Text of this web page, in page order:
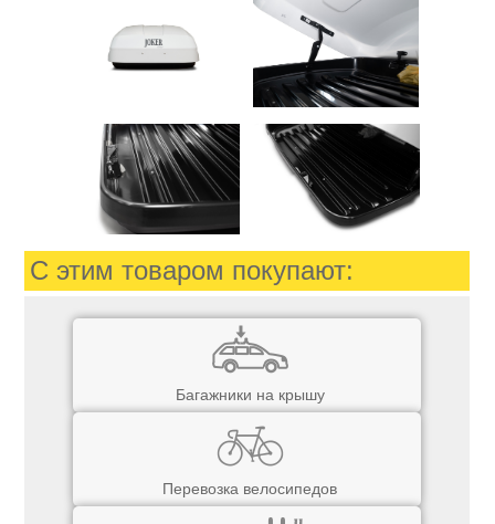
С этим товаром покупают:
Багажники на крышу
Перевозка велосипедов